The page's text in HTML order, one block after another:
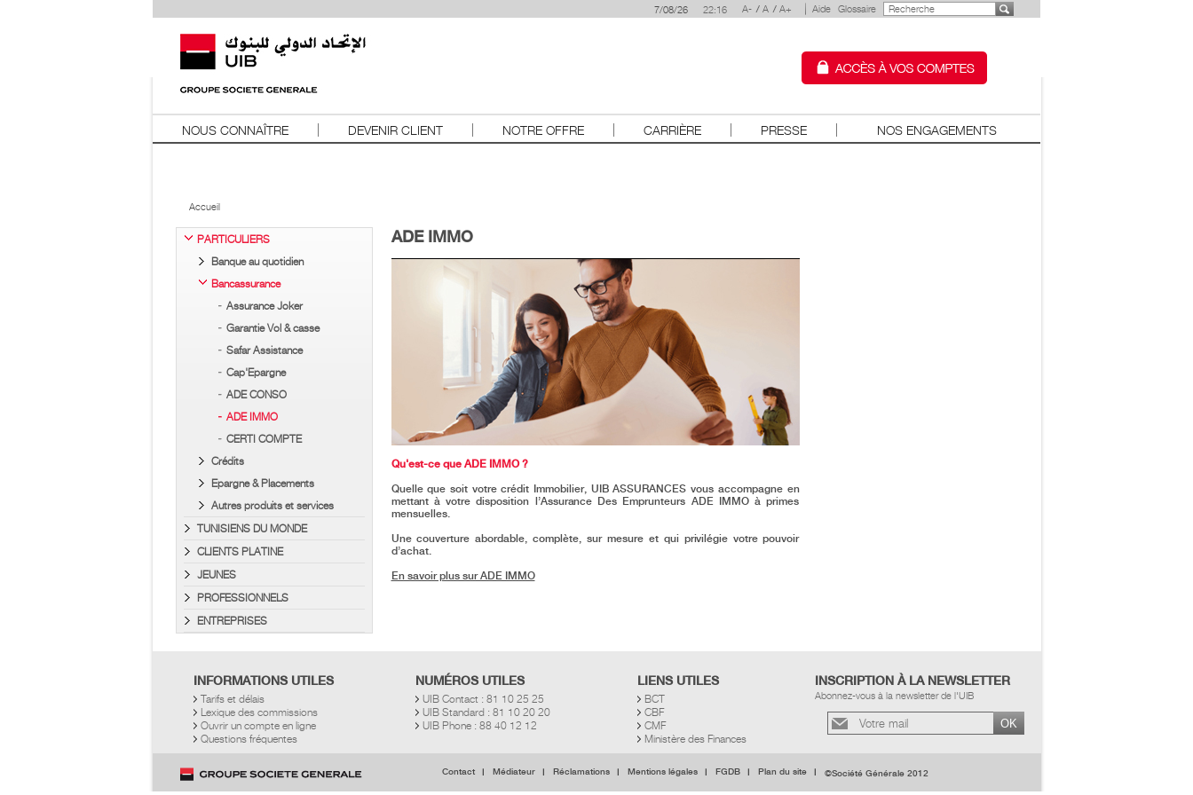
7/08/26 A- A A+ Aide Glossaire
NOUS CONNAÎTRE DEVENIR CLIENT NOTRE OFFRE CARRIÈRE PRESSE NOS ENGAGEMENTS
Accueil
PARTICULIERS
Banque au quotidien
Bancassurance
Assurance Joker
Garantie Vol & casse
Safar Assistance
Cap'Epargne
ADE CONSO
ADE IMMO
CERTI COMPTE
Crédits
Epargne & Placements
Autres produits et services
TUNISIENS DU MONDE
CLIENTS PLATINE
JEUNES
PROFESSIONNELS
ENTREPRISES
ADE IMMO
Qu'est-ce que ADE IMMO ?
Quelle que soit votre crédit Immobilier, UIB ASSURANCES vous accompagne en
mettant à votre disposition l’Assurance Des Emprunteurs ADE IMMO à primes
mensuelles.
Une couverture abordable, complète, sur mesure et qui privilégie votre pouvoir
d’achat.
En savoir plus sur ADE IMMO
INFORMATIONS UTILES
Tarifs et délais
Lexique des commissions
Ouvrir un compte en ligne
Questions fréquentes
NUMÉROS UTILES
UIB Contact : 81 10 25 25
UIB Standard : 81 10 20 20
UIB Phone : 88 40 12 12
LIENS UTILES
BCT
CBF
CMF
Ministère des Finances
INSCRIPTION À LA NEWSLETTER
Abonnez-vous à la newsletter de l'UIB
Contact Médiateur Réclamations Mentions légales FGDB Plan du site ©Société Générale 2012